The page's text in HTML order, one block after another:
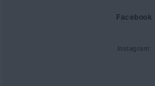
Facebook
Instagram: